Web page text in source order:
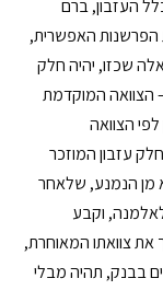
העזבון, ברם
הפרשנות האפשרית,
שכזו, יהיה חלק
הצוואה המוקדמת
הצוואה
עזבון המוזכר
מן הנמנע, שלאחר
וקבע
את צוואתו המאוחרת,
בבנק, תהיה מבלי